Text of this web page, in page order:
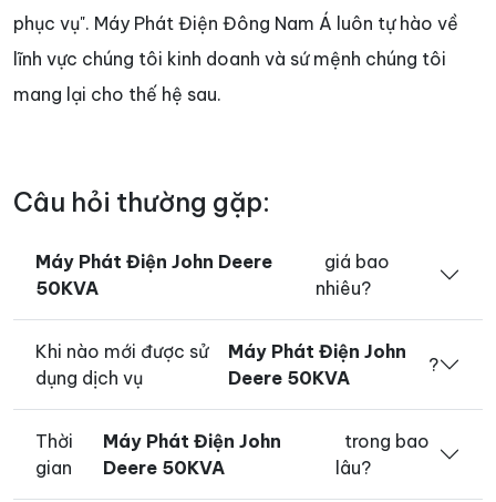
phục vụ". Máy Phát Điện Đông Nam Á luôn tự hào về
lĩnh vực chúng tôi kinh doanh và sứ mệnh chúng tôi
mang lại cho thế hệ sau.
Câu hỏi thường gặp:
Máy Phát Điện John Deere
50KVA
giá bao
nhiêu?
Khi nào mới được sử
dụng dịch vụ
Máy Phát Điện John
Deere 50KVA
?
Thời
gian
Máy Phát Điện John
Deere 50KVA
trong bao
lâu?